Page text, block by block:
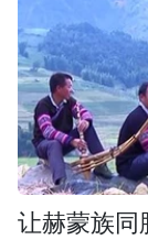
让赫蒙族同